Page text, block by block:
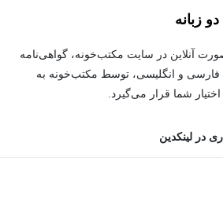
زبانه
آنلاین در سایت مکتب‌خونه، گواهی‌نامه
فارسی و انگلیسی، توسط مکتب‌خونه به
شما قرار می‌گیرد.
در لینکدین